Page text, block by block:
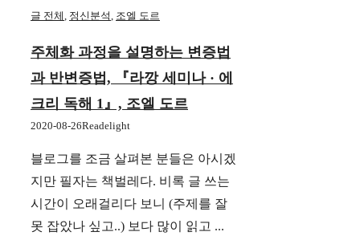
글 전체 정신분석 조엘 도르
주체화 과정을 설명하는 변증법
과 반변증법, 『라깡 세미나 · 에
크리 독해 1』, 조엘 도르
2020-08-26Readelight
블로그를 조금 살펴본 분들은 아시겠
지만 필자는 책벌레다. 비록 글 쓰는
시간이 오래걸리다 보니 (주제를 잘
못 잡았나 싶고..) 보다 많이 읽고 ...